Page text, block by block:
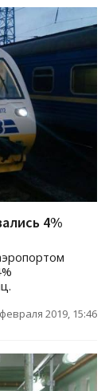
4%
2019, 15:46